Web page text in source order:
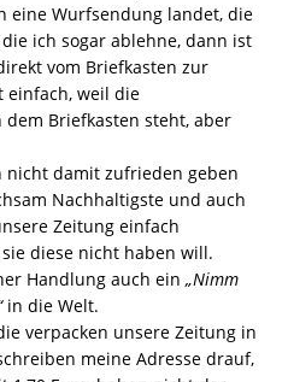
eine Wurfsendung landet, die
ich sogar ablehne, dann ist
vom Briefkasten zur
einfach, weil die
Briefkasten steht, aber
nicht damit zufrieden geben
Nachhaltigste und auch
Zeitung einfach
diese nicht haben will.
Handlung auch ein „Nimm
in die Welt.
verpacken unsere Zeitung in
meine Adresse drauf,